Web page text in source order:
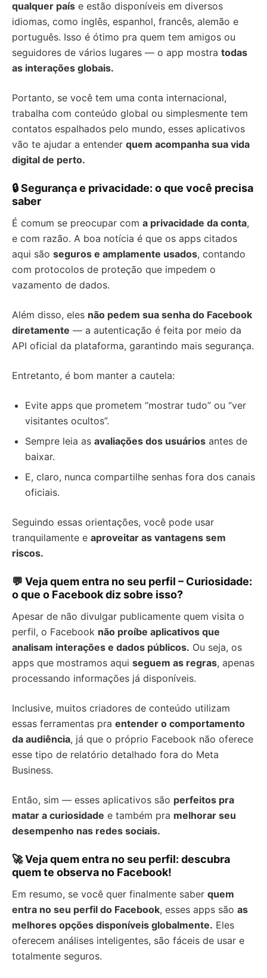
qualquer país e estão disponíveis em diversos
idiomas, como inglês, espanhol, francês, alemão e
português. Isso é ótimo pra quem tem amigos ou
seguidores de vários lugares — o app mostra todas
as interações globais.
Portanto, se você tem uma conta internacional,
trabalha com conteúdo global ou simplesmente tem
contatos espalhados pelo mundo, esses aplicativos
vão te ajudar a entender quem acompanha sua vida
digital de perto.
🔒 Segurança e privacidade: o que você precisa
saber
É comum se preocupar com a privacidade da conta,
e com razão. A boa notícia é que os apps citados
aqui são seguros e amplamente usados, contando
com protocolos de proteção que impedem o
vazamento de dados.
Além disso, eles não pedem sua senha do Facebook
diretamente — a autenticação é feita por meio da
API oficial da plataforma, garantindo mais segurança.
Entretanto, é bom manter a cautela:
Evite apps que prometem “mostrar tudo” ou “ver
visitantes ocultos”.
Sempre leia as avaliações dos usuários antes de
baixar.
E, claro, nunca compartilhe senhas fora dos canais
oficiais.
Seguindo essas orientações, você pode usar
tranquilamente e aproveitar as vantagens sem
riscos.
💬 Veja quem entra no seu perfil – Curiosidade:
o que o Facebook diz sobre isso?
Apesar de não divulgar publicamente quem visita o
perfil, o Facebook não proíbe aplicativos que
analisam interações e dados públicos. Ou seja, os
apps que mostramos aqui seguem as regras, apenas
processando informações já disponíveis.
Inclusive, muitos criadores de conteúdo utilizam
essas ferramentas pra entender o comportamento
da audiência, já que o próprio Facebook não oferece
esse tipo de relatório detalhado fora do Meta
Business.
Então, sim — esses aplicativos são perfeitos pra
matar a curiosidade e também pra melhorar seu
desempenho nas redes sociais.
🚀 Veja quem entra no seu perfil: descubra
quem te observa no Facebook!
Em resumo, se você quer finalmente saber quem
entra no seu perfil do Facebook, esses apps são as
melhores opções disponíveis globalmente. Eles
oferecem análises inteligentes, são fáceis de usar e
totalmente seguros.